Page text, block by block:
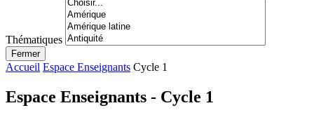
Thématiques
Fermer
Accueil Espace Enseignants Cycle 1
Espace Enseignants - Cycle 1